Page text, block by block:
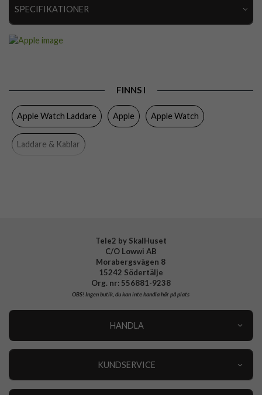
SPECIFIKATIONER
Varumärke
Tillverkarens art nr
FINNS I
Apple Watch Laddare Apple Apple Watch
Laddare & Kablar
Tele2 by SkalHuset
C/O Lowwi AB
Morabergsvägen 8
15242 Södertälje
Org. nr: 556881-9238
OBS!Ingen butik, du kan inte handla här på plats
HANDLA
KUNDSERVICE